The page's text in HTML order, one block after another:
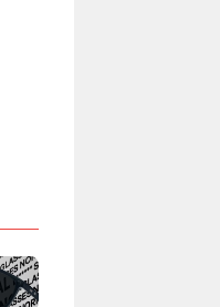
sluneční brýle, které